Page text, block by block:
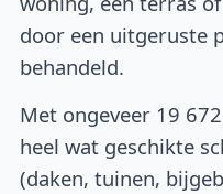
door een uitgeruste
behandeld.
Met ongeveer 19
heel wat geschikte
(daken, tuinen,